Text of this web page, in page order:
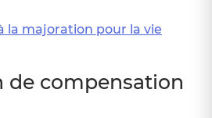
la majoration pour la vie
de compensation